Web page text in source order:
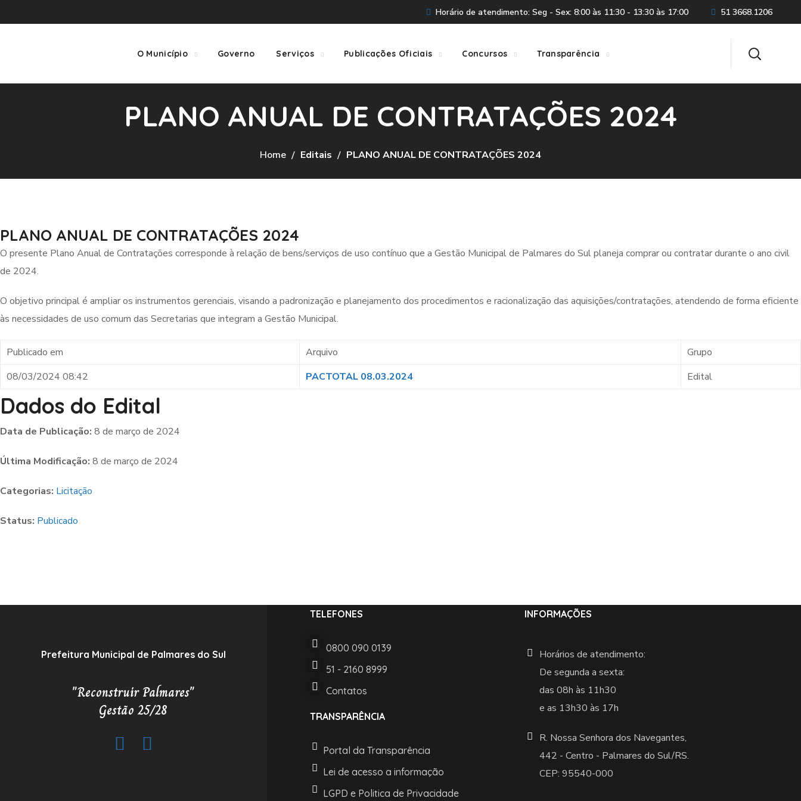
Horário de atendimento: Seg - Sex: 8:00 às 11:30 - 13:30 às 17:00 51 3668.1206
O Município Governo Serviços Publicações Oficiais Concursos Transparência
PLANO ANUAL DE CONTRATAÇÕES 2024
Home Editais PLANO ANUAL DE CONTRATAÇÕES 2024
PLANO ANUAL DE CONTRATAÇÕES 2024
O presente Plano Anual de Contratações corresponde à relação de bens/serviços de uso contínuo que a Gestão Municipal de Palmares do Sul planeja comprar ou contratar durante o ano civil
de 2024.
O objetivo principal é ampliar os instrumentos gerenciais, visando a padronização e planejamento dos procedimentos e racionalização das aquisições/contratações, atendendo de forma eficiente
às necessidades de uso comum das Secretarias que integram a Gestão Municipal.
Publicado em Arquivo
Grupo
08/03/2024 08:42
PACTOTAL 08.03.2024 Edital
Dados do Edital
Data de Publicação: 8 de março de 2024
Última Modificação: 8 de março de 2024
Categorias: Licitação
Status: Publicado
Prefeitura Municipal de Palmares do Sul
"Reconstruir Palmares"
Gestão 25/28
TELEFONES
0800 090 0139
51 - 2160 8999
Contatos
TRANSPARÊNCIA
Portal da Transparência
Lei de acesso a informação
LGPD e Politica de Privacidade
INFORMAÇÕES
Horários de atendimento:
De segunda a sexta:
das 08h às 11h30
e as 13h30 às 17h
R. Nossa Senhora dos Navegantes,
442 -Centro - Palmares do Sul/RS.
CEP: 95540-000